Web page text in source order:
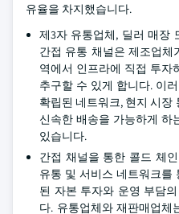
유율을 차지했습니다.
제3자 유통업체, 딜러 매장
간접 유통 채널은 제조업체
역에서 인프라에 직접 투자
추구할 수 있게 합니다. 이
확립된 네트워크, 현지 시장
신속한 배송을 가능하게 하
있습니다.
간접 채널을 통한 콜드 체
유통 및 서비스 네트워크를
된 자본 투자와 운영 부담
다. 유통업체와 재판매업체